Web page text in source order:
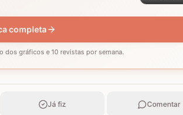
completa
gráficos e 10 revistas por semana.
Já fiz Comentar